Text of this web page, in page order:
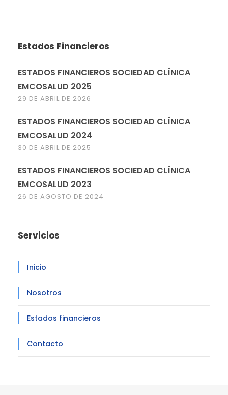
Estados Financieros
ESTADOS FINANCIEROS SOCIEDAD CLÍNICA
EMCOSALUD 2025
29 DE ABRIL DE 2026
ESTADOS FINANCIEROS SOCIEDAD CLÍNICA
EMCOSALUD 2024
30 DE ABRIL DE 2025
ESTADOS FINANCIEROS SOCIEDAD CLÍNICA
EMCOSALUD 2023
26 DE AGOSTO DE 2024
Servicios
Inicio
Nosotros
Estados financieros
Contacto